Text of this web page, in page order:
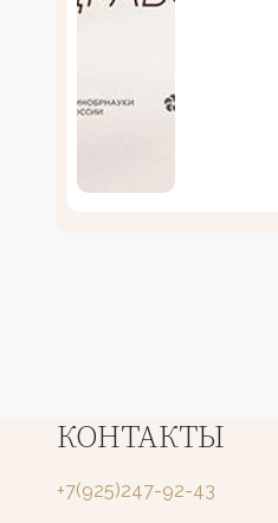
КОНТАКТЫ
+7(925)247-92-43